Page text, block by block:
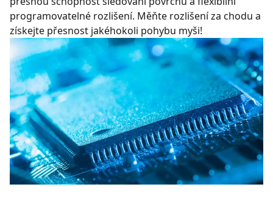
programovatelné rozlišení. Měňte rozlišení za chodu a
získejte přesnost jakéhokoli pohybu myši!